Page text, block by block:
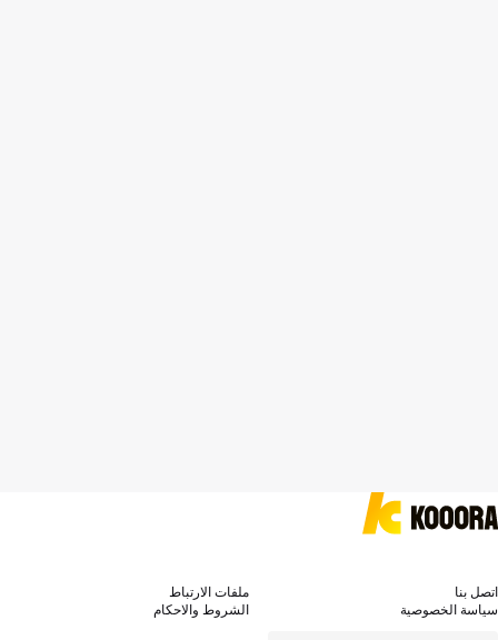
اتصل بنا
ملفات الارتباط
سياسة الخصوصية
الشروط والاحكام